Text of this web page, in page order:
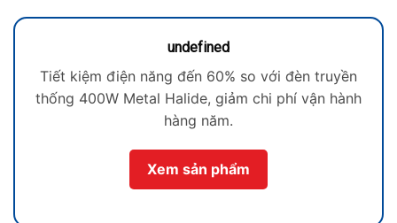
undefined
Tiết kiệm điện năng đến 60% so với đèn truyền
thống 400W Metal Halide, giảm chi phí vận hành
hàng năm.
Xem sản phẩm